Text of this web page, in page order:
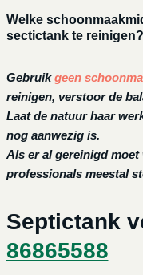
Welke
sectictank te reinigen?
Gebruikgeen
reinigen, verstoor de
Laat de natuur haar
nog aanwezig is.
Als er al gereinigd
professionals meestal
Septictank
86865588